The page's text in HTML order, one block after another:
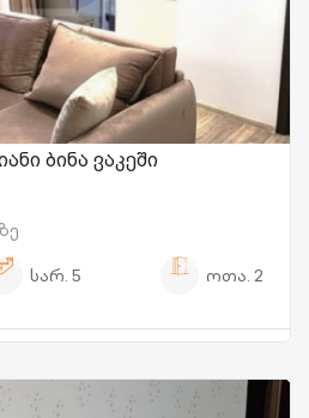
ბინა ვაკეში
სარ. 5 ოთა. 2